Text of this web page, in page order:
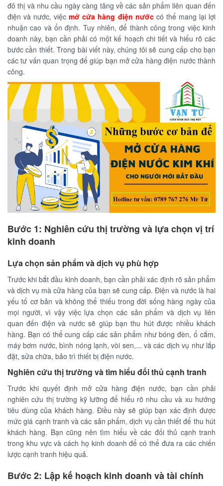
đô thị và nhu cầu ngày càng tăng về các sản phẩm liên quan đến
điện và nước, việcmở cửa hàng điện nướccó thể mang lại lợi
nhuận cao và ổn định. Tuy nhiên, để thành công trong việc kinh
doanh này, bạn cần phải có một kế hoạch chi tiết và hiểu rõ các
bước cần thiết. Trong bài viết này, chúng tôi sẽ cung cấp cho bạn
các tư vấn quan trọng để giúp bạn mở cửa hàng điện nước thành
công.
Bước 1: Nghiên cứu thị trường và lựa chọn vị trí
kinh doanh
Lựa chọn sản phẩm và dịch vụ phù hợp
Trước khi bắt đầu kinh doanh, bạn cần phải xác định rõ sản phẩm
và dịch vụ mà cửa hàng của bạn sẽ cung cấp. Điện và nước là hai
yếu tố cơ bản và không thể thiếu trong đời sống hàng ngày của
mọi người, vì vậy việc lựa chọn các sản phẩm và dịch vụ liên
quan đến điện và nước sẽ giúp bạn thu hút được nhiều khách
hàng. Bạn có thể cung cấp các sản phẩm như bóng đèn, ổ cắm,
máy bơm nước, bình nóng lạnh, vòi sen,... và các dịch vụ như lắp
đặt, sửa chữa, bảo trì thiết bị điện nước.
Nghiên cứu thị trường và tìm hiểu đối thủ cạnh tranh
Trước khi quyết định mở cửa hàng điện nước, bạn cần phải
nghiên cứu thị trường kỹ lưỡng để hiểu rõ nhu cầu và xu hướng
tiêu dùng của khách hàng. Điều này sẽ giúp bạn xác định được
mức giá cạnh tranh và các sản phẩm, dịch vụ cần thiết để thu hút
khách hàng. Bạn cũng nên tìm hiểu về các đối thủ cạnh tranh
trong khu vực và cách họ kinh doanh để có thể đưa ra các chiến
lược cạnh tranh hiệu quả.
Bước 2: Lập kế hoạch kinh doanh và tài chính